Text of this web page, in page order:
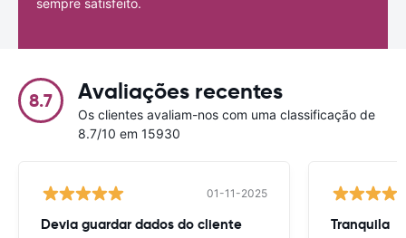
8.7 Avaliações recentes
Os clientes avaliam-nos com uma classificação de
8.7/10 em 15930
01-11-2025
Devia guardar dados do cliente Tranquila